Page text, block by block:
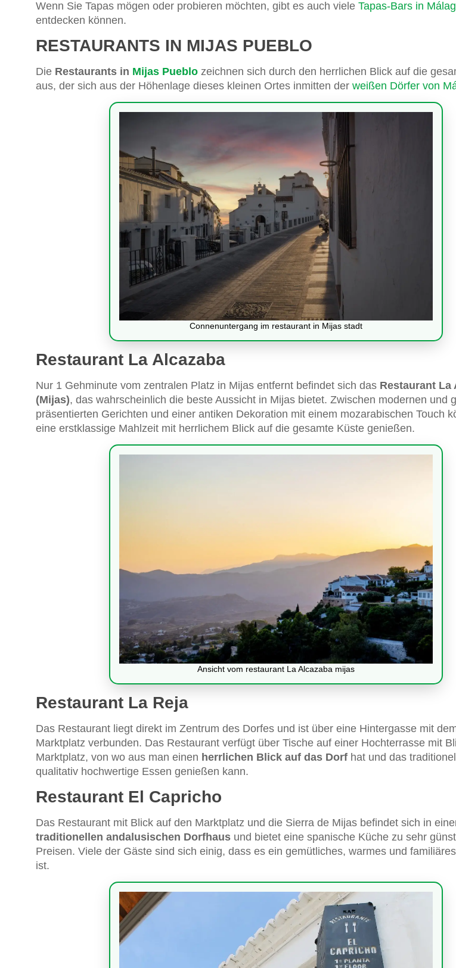
Wenn Sie Tapas mögen oder probieren möchten, gibt es auch viele Tapas-Bars in
entdecken können.
RESTAURANTS IN MIJAS PUEBLO
Die Restaurants in Mijas Pueblo zeichnen sich durch den herrlichen Blick auf die
aus, der sich aus der Höhenlage dieses kleinen Ortes inmitten der weißen Dörfer von
Connenuntergang im restaurant in Mijas stadt
Restaurant La Alcazaba
Nur 1 Gehminute vom zentralen Platz in Mijas entfernt befindet sich das Restaurant La
(Mijas), das wahrscheinlich die beste Aussicht in Mijas bietet. Zwischen modernen und
präsentierten Gerichten und einer antiken Dekoration mit einem mozarabischen Touch
eine erstklassige Mahlzeit mit herrlichem Blick auf die gesamte Küste genießen.
Ansicht vom restaurant La Alcazaba mijas
Restaurant La Reja
Das Restaurant liegt direkt im Zentrum des Dorfes und ist über eine Hintergasse mit
Marktplatz verbunden. Das Restaurant verfügt über Tische auf einer Hochterrasse mit
Marktplatz, von wo aus man einen herrlichen Blick auf das Dorf hat und das
qualitativ hochwertige Essen genießen kann.
Restaurant El Capricho
Das Restaurant mit Blick auf den Marktplatz und die Sierra de Mijas befindet sich in
traditionellen andalusischen Dorfhaus und bietet eine spanische Küche zu sehr
Preisen. Viele der Gäste sind sich einig, dass es ein gemütliches, warmes und
ist.